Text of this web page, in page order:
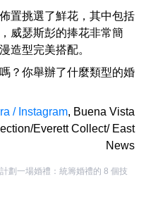
置挑選了鮮花，其中包括
威瑟斯彭的捧花非常簡
造型完美搭配。
？你舉辦了什麼類型的婚
/ Instagram, Buena Vista
Everett Collect/ East
News
劃一場婚禮：統籌婚禮的 8 個技